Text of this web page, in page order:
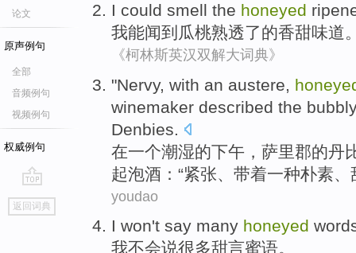
论文
原声例句
全部
音频例句
视频例句
权威例句
go
top
返回词典
I could smell the honeyed
我能闻到 瓜桃熟透了的香甜味道
《柯林斯英汉双解大词典》
"Nervy, with an austere
winemaker described the
Denbies
在一个潮湿的下午 ，萨里郡的丹
起泡酒：“紧张 带着一种朴素
youdao
I won't say many honeyed
我不会说很多甜言蜜语。